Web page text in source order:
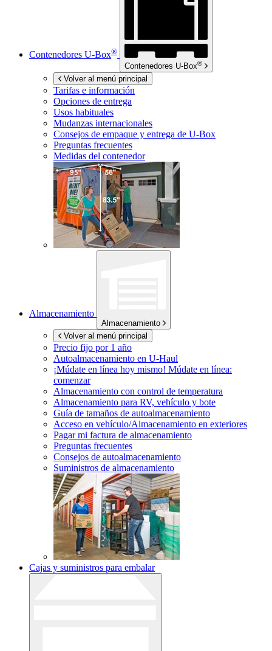
Contenedores U-Box®
Contenedores U-Box®
Volver al menú principal
Tarifas e información
Opciones de entrega
Usos habituales
Mudanzas internacionales
Consejos de empaque y entrega de U-Box
Preguntas frecuentes
Medidas del contenedor
Almacenamiento
Almacenamiento
Volver al menú principal
Precio fijo por 1 año
Autoalmacenamiento en U-Haul
¡Múdate en línea hoy mismo! Múdate en línea:
comenzar
Almacenamiento con control de temperatura
Almacenamiento para RV, vehículo y bote
Guía de tamaños de autoalmacenamiento
Acceso en vehículo/Almacenamiento en exteriores
Pagar mi factura de almacenamiento
Preguntas frecuentes
Consejos de autoalmacenamiento
Suministros de almacenamiento
Cajas y suministros para embalar